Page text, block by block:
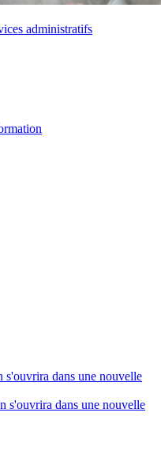
administratifs
s'ouvrira dans une nouvelle
s'ouvrira dans une nouvelle